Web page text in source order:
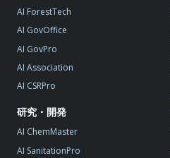
AI ForestTech
AI GovOffice
AI GovPro
AI Association
AI CSRPro
研究・開発
AI ChemMaster
AI SanitationPro